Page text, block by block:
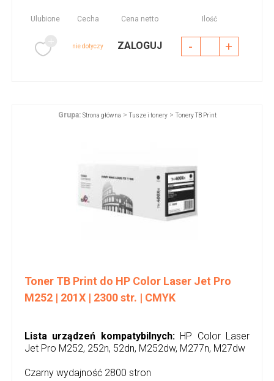
Ulubione Cecha Cena netto Ilość
nie dotyczy ZALOGUJ - +
Grupa: Strona główna > Tusze i tonery> Tonery TB Print
Toner TB Print do HP Color Laser Jet Pro
M252 | 201X | 2300 str. | CMYK
Lista urządzeń kompatybilnych: HP Color Laser
Jet Pro M252, 252n, 52dn, M252dw, M277n, M27dw
Czarny wydajność 2800 stron